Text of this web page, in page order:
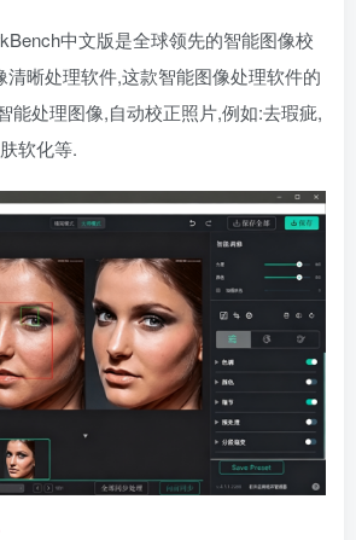
中文版是全球领先的智能图像校
清晰处理软件,这款智能图像处理软件的
能处理图像,自动校正照片,例如:去瑕疵,
软化等.